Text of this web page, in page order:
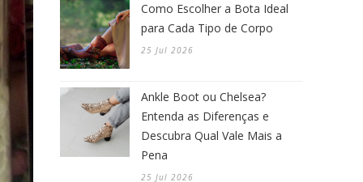
Como Escolher a Bota Ideal
para Cada Tipo de Corpo
25 Jul 2026
Ankle Boot ou Chelsea?
Entenda as Diferenças e
Descubra Qual Vale Mais a
Pena
25 Jul 2026